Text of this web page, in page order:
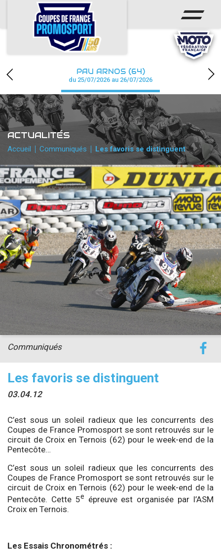
ACCUEIL
ACTUS
CALENDRIER
CHAMPIONNAT
RÉSULTATS
PHOTOS / WEB TV
PARTENAIRES
accéder à la billetterie
PAU ARNOS (64)
du 25/07/2026 au 26/07/2026
ACTUALITÉS
Accueil Communiqués Les favoris se distinguent
Les favoris se distinguent
03.04.12
Communiqués
C’est sous un soleil radieux que les concurrents des
Coupes de France Promosport se sont retrouvés sur le
circuit de Croix en Ternois (62) pour le week-end de la
Pentecôte…
C’est sous un soleil radieux que les concurrents des
Coupes de France Promosport se sont retrouvés sur le
circuit de Croix en Ternois (62) pour le week-end de la
Pentecôte. Cette 5e
épreuve est organisée par l’ASM
Croix en Ternois.
Les Essais Chronométrés :